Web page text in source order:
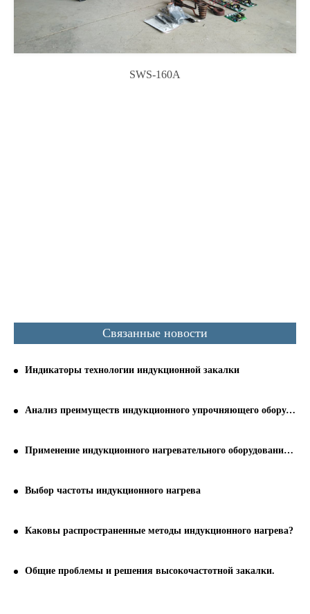
SWS-160A
Связанные новости
Индикаторы технологии индукционной закалки
Анализ преимуществ индукционного упрочняющего оборудования
Применение индукционного нагревательного оборудования на современном этапе
Выбор частоты индукционного нагрева
Каковы распространенные методы индукционного нагрева?
Общие проблемы и решения высокочастотной закалки.